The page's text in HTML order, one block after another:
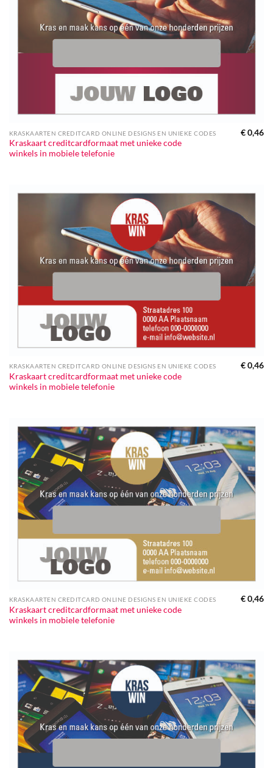
KRASKAARTEN CREDITCARD ONLINE DESIGNS EN UNIEKE CODES
Kraskaart creditcardformaat met unieke code
winkels in mobiele telefonie
€0,46
KRASKAARTEN CREDITCARD ONLINE DESIGNS EN UNIEKE CODES
Kraskaart creditcardformaat met unieke code
winkels in mobiele telefonie
€0,46
KRASKAARTEN CREDITCARD ONLINE DESIGNS EN UNIEKE CODES
Kraskaart creditcardformaat met unieke code
winkels in mobiele telefonie
€0,46